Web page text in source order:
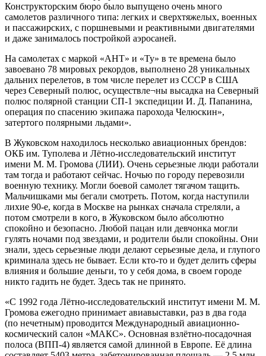
Конструкторским бюро было выпущено очень много
самолетов различного типа: легких и сверхтяжелых, военных
и пассажирских, с поршневыми и реактивными двигателями
и даже занималось постройкой аэросаней.
На самолетах с маркой «АНТ» и «Ту» в те времена было
завоевано 78 мировых рекордов, выполнено 28 уникальных
дальних перелетов, в том числе перелет из СССР в США
через Северный полюс, осуществле¬ны высадка на Северный
полюс полярной станции СП-1 экспедиции И. Д. Папанина,
операция по спасению экипажа парохода Челюскин»,
затертого полярными льдами».
В Жуковском находилось несколько авиационных брендов:
ОКБ им. Туполева и Лётно-исследовательский институт
имени М. М. Громова (ЛИИ). Очень серьезные люди работали
там тогда и работают сейчас. Ночью по городу перевозили
военную технику. Могли боевой самолет тягачом тащить.
Мальчишками мы бегали смотреть. Потом, когда наступили
лихие 90-е, когда в Москве на рынках сначала стреляли, а
потом смотрели в кого, в Жуковском было абсолютно
спокойно и безопасно. Любой пацан или девчонка могли
гулять ночами под звездами, и родители были спокойны. Они
знали, здесь серьезные люди делают серьезные дела, и глупого
криминала здесь не бывает. Если кто-то и будет делить сферы
влияния и большие деньги, то у себя дома, в своем городе
никто гадить не будет. Здесь так не принято.
«С 1992 года Лётно-исследовательский институт имени М. М.
Громова ежегодно принимает авиавыставки, раз в два года
(по нечетным) проводится Международный авиационно-
космический салон «МАКС». Основная взлётно-посадочная
полоса (ВПП-4) является самой длинной в Европе. Её длина